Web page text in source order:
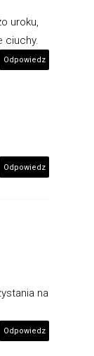
uroku,
ciuchy.
Odpowiedz
Odpowiedz
na
Odpowiedz